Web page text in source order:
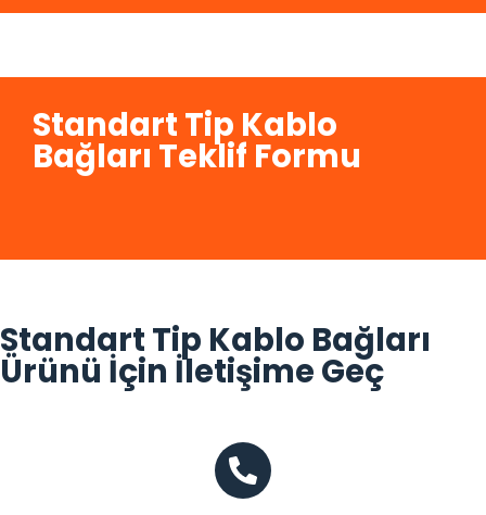
Standart Tip Kablo
Bağları Teklif Formu
Standart Tip Kablo Bağları
Ürünü İçin İletişime Geç